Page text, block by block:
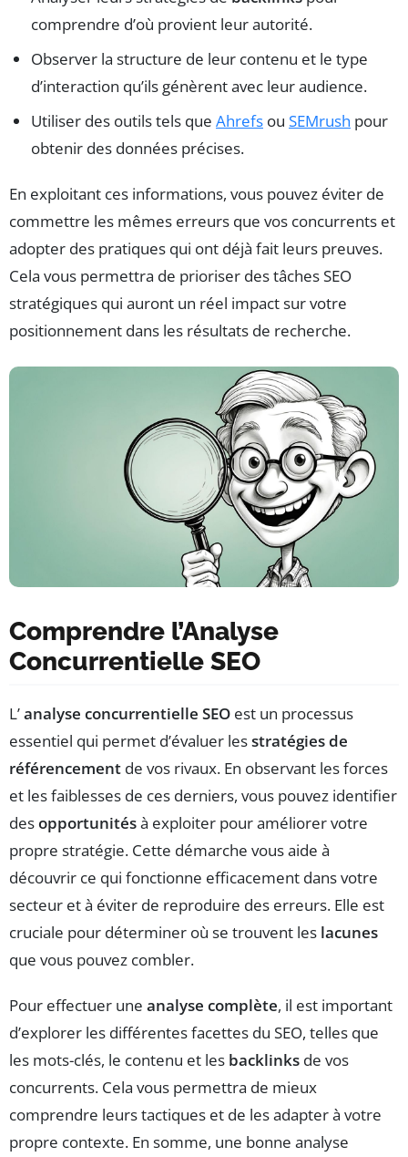
comprendre d’où provient leur autorité.
Observer la structure de leur contenu et le type
d’interaction qu’ils génèrent avec leur audience.
Utiliser des outils tels que Ahrefs ou SEMrush pour
obtenir des données précises.
En exploitant ces informations, vous pouvez éviter de
commettre les mêmes erreurs que vos concurrents et
adopter des pratiques qui ont déjà fait leurs preuves.
Cela vous permettra de prioriser des tâches SEO
stratégiques qui auront un réel impact sur votre
positionnement dans les résultats de recherche.
Comprendre l’Analyse
Concurrentielle SEO
L’analyse concurrentielle SEO est un processus
essentiel qui permet d’évaluer lesstratégies de
référencement de vos rivaux. En observant les forces
et les faiblesses de ces derniers, vous pouvez identifier
desopportunitésà exploiter pour améliorer votre
propre stratégie. Cette démarche vous aide à
découvrir ce qui fonctionne efficacement dans votre
secteur et à éviter de reproduire des erreurs. Elle est
cruciale pour déterminer où se trouvent les lacunes
que vous pouvez combler.
Pour effectuer une analyse complète, il est important
d’explorer les différentes facettes du SEO, telles que
les mots-clés, le contenu et les backlinks de vos
concurrents. Cela vous permettra de mieux
comprendre leurs tactiques et de les adapter à votre
propre contexte. En somme, une bonne analyse